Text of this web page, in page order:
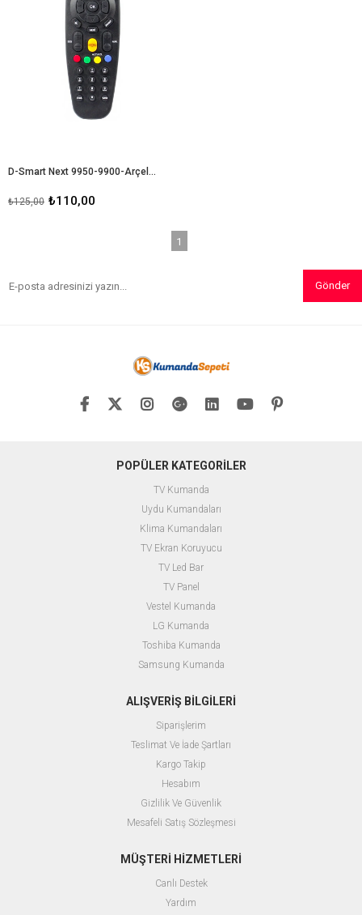
D-Smart Next 9950-9900-Arçelik Beko Bs 820-850 -Botech 710 -Sunny 1040-GoldMaster 19800 CımUydu Alıcı Kumandası
₺110,00
₺125,00
1
Gönder
POPÜLER KATEGORİLER
TV Kumanda
Uydu Kumandaları
Klima Kumandaları
TV Ekran Koruyucu
TV Led Bar
TV Panel
Vestel Kumanda
LG Kumanda
Toshiba Kumanda
Samsung Kumanda
ALIŞVERİŞ BİLGİLERİ
Siparişlerim
Teslimat Ve İade Şartları
Kargo Takip
Hesabım
Gizlilik Ve Güvenlik
Mesafeli Satış Sözleşmesi
MÜŞTERİ HİZMETLERİ
Canlı Destek
Yardım